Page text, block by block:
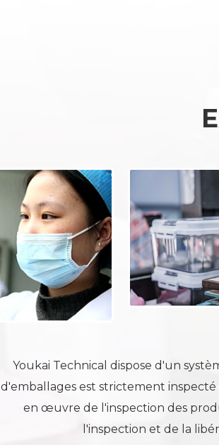
Youkai Technical dispose d'un
d'emballages est strictement
en œuvre de l'inspection des
l'inspection et de la